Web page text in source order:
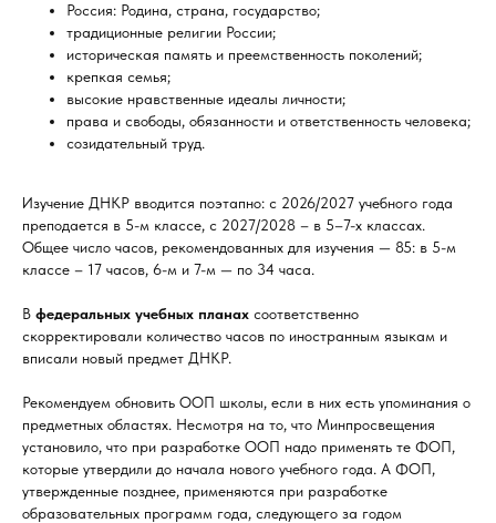
Россия: Родина, страна, государство;
традиционные религии России;
историческая память и преемственность поколений;
крепкая семья;
высокие нравственные идеалы личности;
права и свободы, обязанности и ответственность человека;
созидательный труд.
Изучение ДНКР вводится поэтапно: с 2026/2027 учебного года
преподается в 5-м классе, с 2027/2028 – в 5–7-х классах.
Общее число часов, рекомендованных для изучения — 85: в 5-м
классе – 17 часов, 6-м и 7-м — по 34 часа.
В федеральных учебных планах соответственно
скорректировали количество часов по иностранным языкам и
вписали новый предмет ДНКР.
Рекомендуем обновить ООП школы, если в них есть упоминания о
предметных областях. Несмотря на то, что Минпросвещения
установило, что при разработке ООП надо применять те ФОП,
которые утвердили до начала нового учебного года. А ФОП,
утвержденные позднее, применяются при разработке
образовательных программ года, следующего за годом